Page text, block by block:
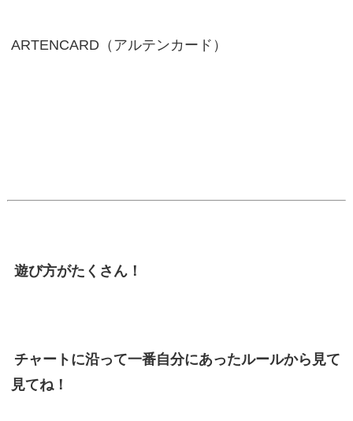
ARTENCARD（アルテンカード）
遊び方がたくさん！
チャートに沿って一番自分にあったルールから見て
見てね！